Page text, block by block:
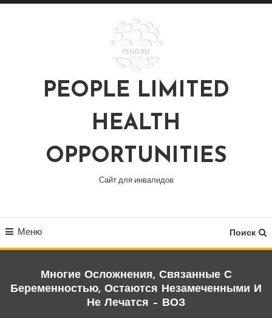
Перейти
PEOPLE LIMITED
HEALTH
OPPORTUNITIES
Сайт для инвалидов
Меню Поиск
Многие Осложнения, Связанные С
Беременностью, Остаются Незамеченными И
Не Лечатся – ВОЗ